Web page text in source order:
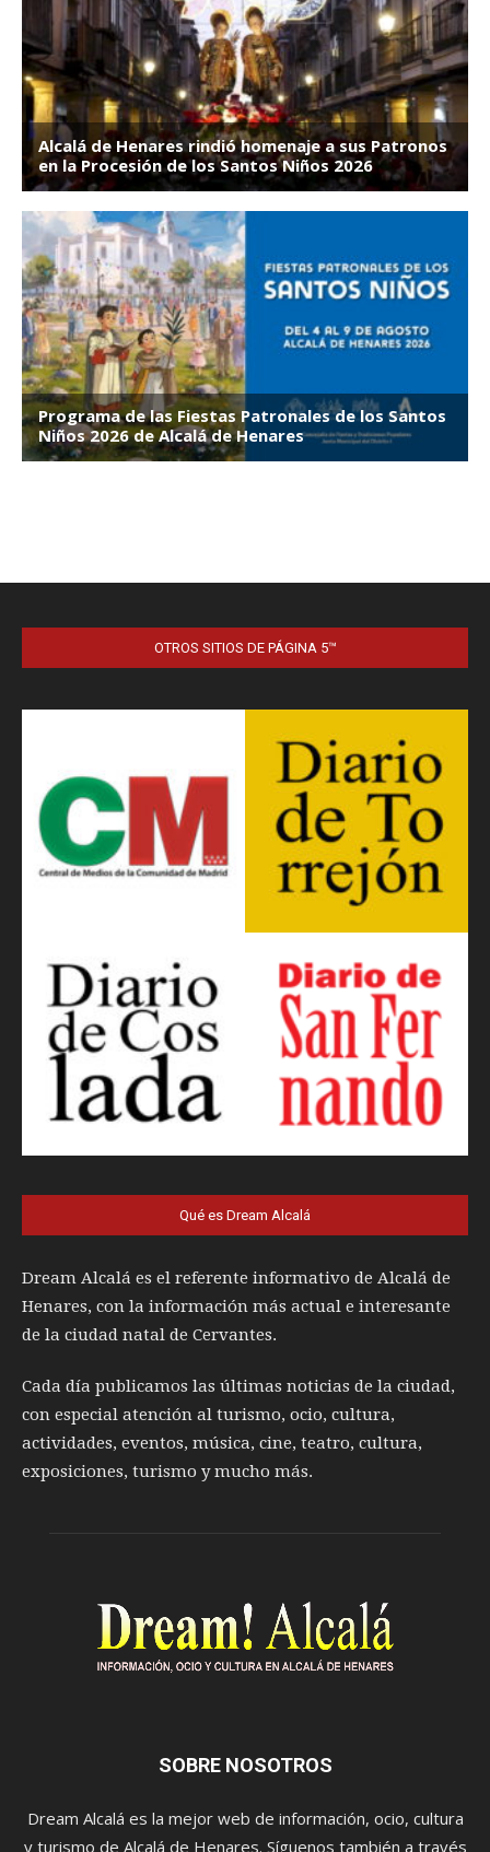
OTROS SITIOS DE PÁGINA 5™
Qué es Dream Alcalá
Dream Alcalá es el referente informativo de Alcalá de
Henares, con la información más actual e interesante
de la ciudad natal de Cervantes.
Cada día publicamos las últimas noticias de la ciudad,
con especial atención al turismo, ocio, cultura,
actividades, eventos, música, cine, teatro, cultura,
exposiciones, turismo y mucho más.
SOBRE NOSOTROS
Dream Alcalá es la mejor web de información, ocio, cultura
y turismo de Alcalá de Henares. Síguenos también a través